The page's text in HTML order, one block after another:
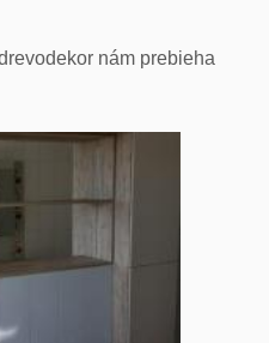
nám prebieha